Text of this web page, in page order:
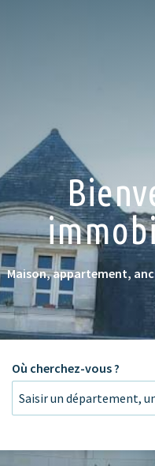
Maison, appartement,
Où cherchez-vous ?
Saisir un département,